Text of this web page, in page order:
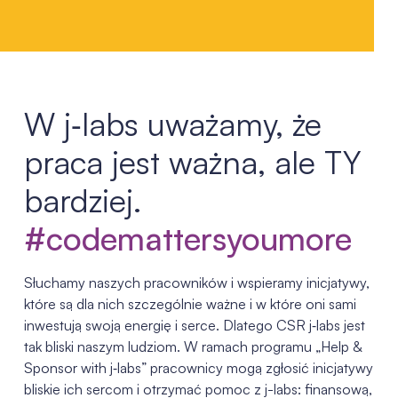
W j‑labs uważamy, że
praca jest ważna, ale TY
bardziej.
#codematters­youmore
Słuchamy naszych pracowników i wspieramy inicjatywy,
które są dla nich szczególnie ważne i w które oni sami
inwestują swoją energię i serce. Dlatego CSR j‑labs jest
tak bliski naszym ludziom. W ramach programu „Help &
Sponsor with j‑labs” pracownicy mogą zgłosić inicjatywy
bliskie ich sercom i otrzymać pomoc z j-labs: finansową,